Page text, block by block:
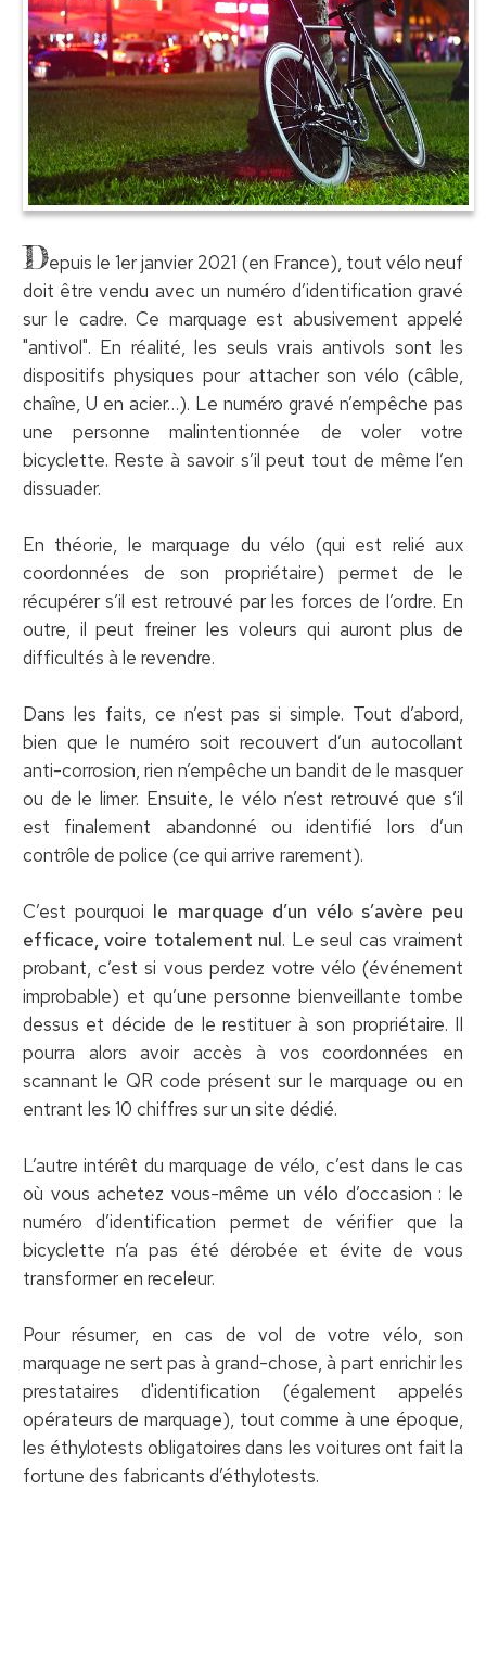
Depuis le 1er janvier 2021 (en France), tout vélo neuf
doit être vendu avec un numéro d’identification gravé
sur le cadre. Ce marquage est abusivement appelé
"antivol". En réalité, les seuls vrais antivols sont les
dispositifs physiques pour attacher son vélo (câble,
chaîne, U en acier…). Le numéro gravé n’empêche pas
une personne malintentionnée de voler votre
bicyclette. Reste à savoir s’il peut tout de même l’en
dissuader.
En théorie, le marquage du vélo (qui est relié aux
coordonnées de son propriétaire) permet de le
récupérer s’il est retrouvé par les forces de l’ordre. En
outre, il peut freiner les voleurs qui auront plus de
difficultés à le revendre.
Dans les faits, ce n’est pas si simple. Tout d’abord,
bien que le numéro soit recouvert d’un autocollant
anti-corrosion, rien n’empêche un bandit de le masquer
ou de le limer. Ensuite, le vélo n’est retrouvé que s’il
est finalement abandonné ou identifié lors d’un
contrôle de police (ce qui arrive rarement).
C’est pourquoi le marquage d’un vélo s’avère peu
efficace, voire totalement nul. Le seul cas vraiment
probant, c’est si vous perdez votre vélo (événement
improbable) et qu’une personne bienveillante tombe
dessus et décide de le restituer à son propriétaire. Il
pourra alors avoir accès à vos coordonnées en
scannant le QR code présent sur le marquage ou en
entrant les 10 chiffres sur un site dédié.
L’autre intérêt du marquage de vélo, c’est dans le cas
où vous achetez vous-même un vélo d’occasion : le
numéro d’identification permet de vérifier que la
bicyclette n’a pas été dérobée et évite de vous
transformer en receleur.
Pour résumer, en cas de vol de votre vélo, son
marquage ne sert pas à grand-chose, à part enrichir les
prestataires d'identification (également appelés
opérateurs de marquage), tout comme à une époque,
les éthylotests obligatoires dans les voitures ont fait la
fortune des fabricants d’éthylotests.